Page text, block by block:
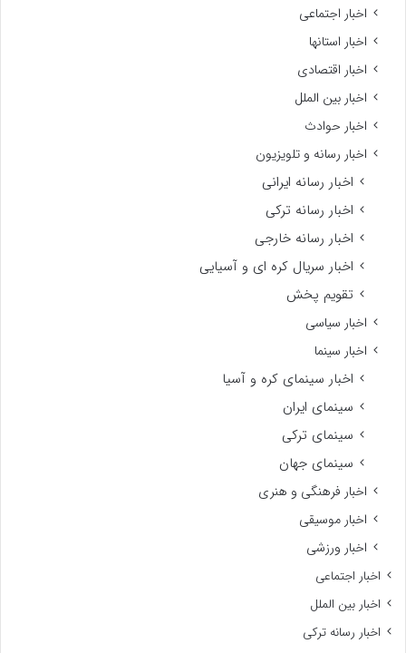
اخبار اجتماعی
اخبار استانها
اخبار اقتصادی
اخبار بین الملل
اخبار حوادث
اخبار رسانه و تلویزیون
اخبار رسانه ایرانی
اخبار رسانه ترکی
اخبار رسانه خارجی
اخبار سریال کره ای و آسیایی
تقویم پخش
اخبار سیاسی
اخبار سینما
اخبار سینمای کره و آسیا
سینمای ایران
سینمای ترکی
سینمای جهان
اخبار فرهنگی و هنری
اخبار موسیقی
اخبار ورزشی
اخبار اجتماعی
اخبار بین الملل
اخبار رسانه ترکی